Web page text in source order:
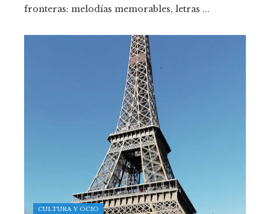
fronteras: melodías memorables, letras ...
CULTURA Y OCIO